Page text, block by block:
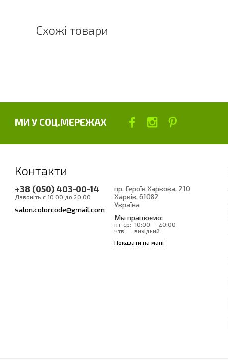
Схожі товари
МИ У СОЦ.МЕРЕЖАХ
Контакти
+38 (050) 403-00-14
Дзвоніть с 10:00 до 20:00
salon.colorcode@gmail.com
пр. Героїв Харкова, 210
Харків , 61082
Україна
Мы працюємо:
пт-ср: 10:00 — 20:00
чтв:
вихідний
Показати на мапі